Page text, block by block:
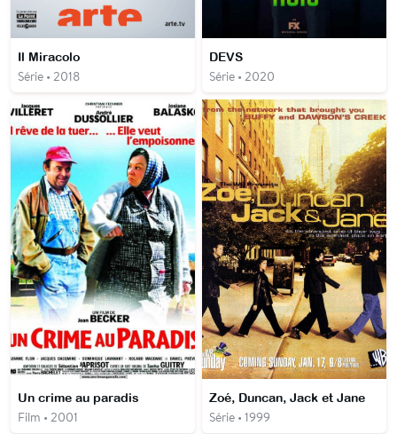
Il Miracolo
Série • 2018
DEVS
Série • 2020
Un crime au paradis
Film • 2001
Zoé, Duncan, Jack et Jane
Série • 1999